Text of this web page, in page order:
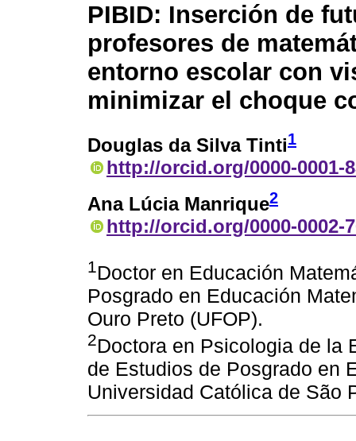
PIBID: Inserción de
profesores de
entorno escolar con
minimizar el choque
Douglas da Silva Tinti1
http://orcid.org/0000-0001-
Ana Lúcia Manrique2
http://orcid.org/0000-0002-
1Doctor en Educación
Posgrado en Educación
Ouro Preto (UFOP).
2Doctora en Psicologia de la
de Estudios de Posgrado en
Universidad Católica de São